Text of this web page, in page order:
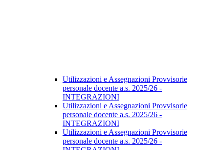
Utilizzazioni e Assegnazioni Provvisorie
personale docente a.s. 2025/26 -
INTEGRAZIONI
Utilizzazioni e Assegnazioni Provvisorie
personale docente a.s. 2025/26 -
INTEGRAZIONI
Utilizzazioni e Assegnazioni Provvisorie
personale docente a.s. 2025/26 -